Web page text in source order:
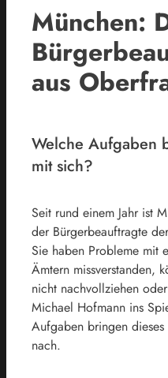
München:
aus
Welche Aufgaben
mit sich?
Seit rund einem Jahr ist
der Bürgerbeauftragte
Sie haben Probleme mit
Ämtern missverstanden,
nicht nachvollziehen
Michael Hofmann ins
Aufgaben bringen
nach.